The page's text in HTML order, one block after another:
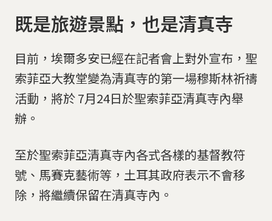
既是旅遊景點，也是清真寺
目前，埃爾多安已經在記者會上對外宣布，聖
索菲亞大教堂變為清真寺的第一場穆斯林祈禱
活動，將於 7月24日於聖索菲亞清真寺內舉
辦。
至於聖索菲亞清真寺內各式各樣的基督教符
號、馬賽克藝術等，土耳其政府表示不會移
除，將繼續保留在清真寺內。